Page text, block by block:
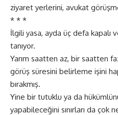
ziyaret yerlerini, avukat
* * *
İlgili yasa, ayda üç defa kapalı
tanıyor.
Yarım saatten az, bir saatten
görüş süresini belirleme işini
bırakmış.
Yine bir tutuklu ya da
yapabileceğini sınırları da çok